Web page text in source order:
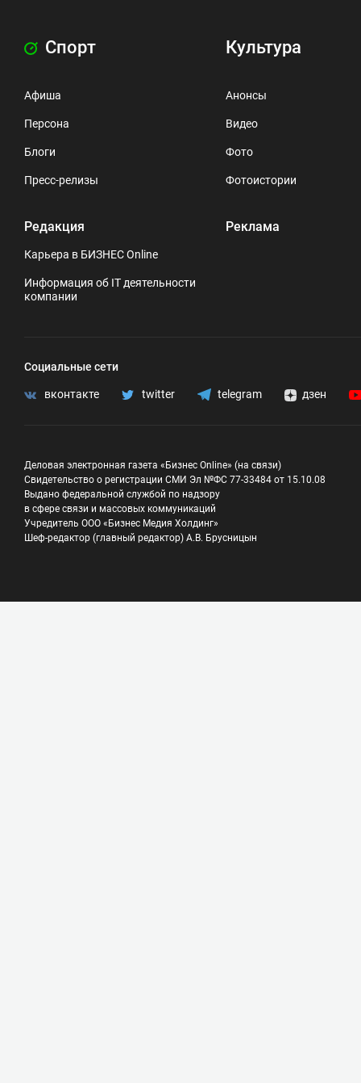
Спорт
Афиша
Персона
Блоги
Пресс-релизы
Редакция
Карьера в БИЗНЕС Online
Информация об IT деятельности
компании
Культура
Анонсы
Видео
Фото
Фотоистории
Реклама
Социальные сети
вконтакте twitter telegram дзен
Деловая электронная газета «Бизнес Online» (на связи)
Свидетельство о регистрации СМИ Эл №ФС 77-33484 от 15.10.08
Выдано федеральной службой по надзору
в сфере связи и массовых коммуникаций
Учредитель ООО «Бизнес Медия Холдинг»
Шеф-редактор (главный редактор) А.В. Брусницын